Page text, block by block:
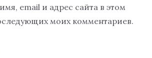
email и адрес сайта в этом
моих комментариев.